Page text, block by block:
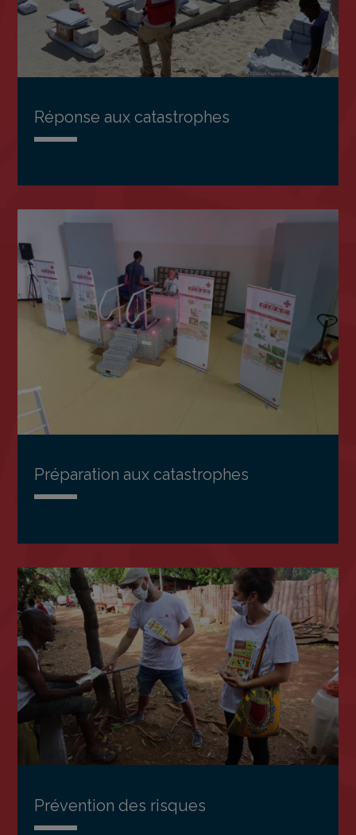
Réponse aux catastrophes
Préparation aux catastrophes
Prévention des risques